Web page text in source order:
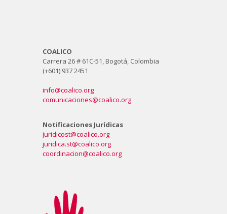
COALICO
Carrera 26 # 61C-51, Bogotá, Colombia
(+601) 937 2451
info@coalico.org
comunicaciones@coalico.org
Notificaciones Jurídicas
juridicost@coalico.org
juridica.st@coalico.org
coordinacion@coalico.org